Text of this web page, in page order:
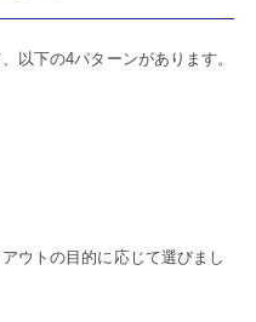
以下の4パターンがあります。
ウトの目的に応じて選びまし